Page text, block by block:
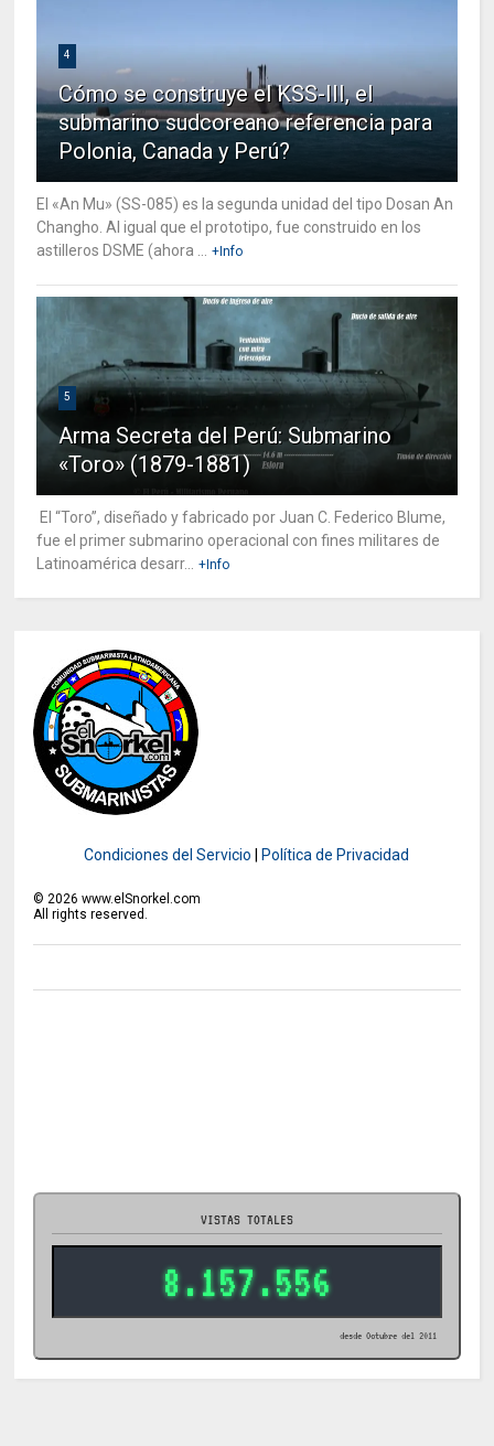
4
Cómo se construye el KSS-III, el
submarino sudcoreano referencia para
Polonia, Canada y Perú?
El «An Mu» (SS-085) es la segunda unidad del tipo Dosan An
Changho. Al igual que el prototipo, fue construido en los
astilleros DSME (ahora ...
+Info
5
Arma Secreta del Perú: Submarino
«Toro» (1879-1881)
El “Toro”, diseñado y fabricado por Juan C. Federico Blume,
fue el primer submarino operacional con fines militares de
Latinoamérica desarr...
+Info
Condiciones del Servicio Política de Privacidad
© 2026 www.elSnorkel.com
All rights reserved.
VISTAS TOTALES
8.157.556
desde Octubre del 2011